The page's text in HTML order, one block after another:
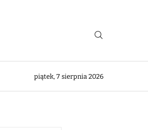
piątek, 7 sierpnia 2026